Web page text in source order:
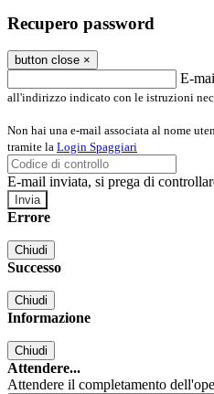
Recupero password
button close ×
E-
all'indirizzo indicato con le istruzioni
Non hai una e-mail associata al nome
tramite la Login Spaggiari
E-mail inviata, si prega di
Errore
Chiudi
Successo
Chiudi
Informazione
Chiudi
Attendere...
Attendere il completamento